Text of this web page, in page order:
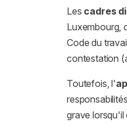
Les cadres
Luxembourg,
Code du
contestation
Toutefois, l'
grave lorsqu'il